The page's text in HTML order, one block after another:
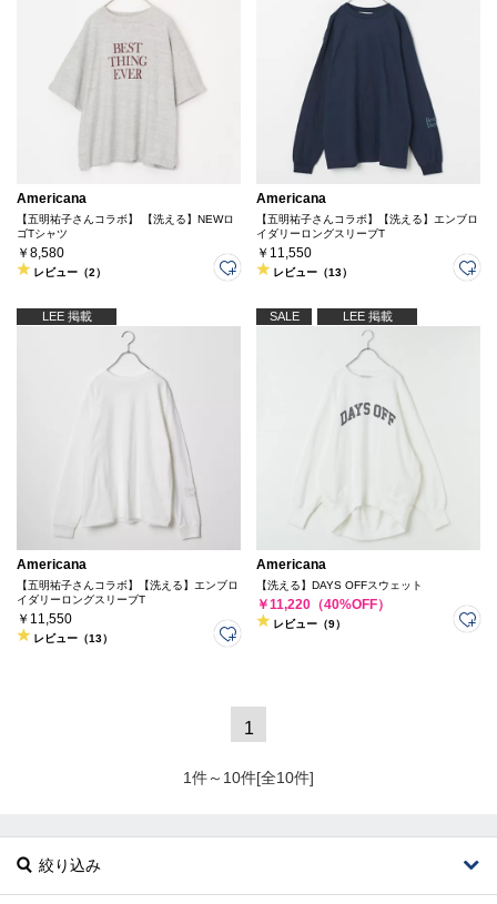
Americana
【五明祐子さんコラボ】 【洗える】NEWロ
ゴTシャツ
￥8,580
レビュー（2）
Americana
【五明祐子さんコラボ】【洗える】エンブロ
イダリーロングスリーブT
￥11,550
レビュー（13）
LEE 掲載
Americana
【五明祐子さんコラボ】【洗える】エンブロ
イダリーロングスリーブT
￥11,550
レビュー（13）
SALE LEE 掲載
Americana
【洗える】DAYS OFFスウェット
￥11,220（40%OFF）
レビュー（9）
1
1件～10件[全10件]
絞り込み